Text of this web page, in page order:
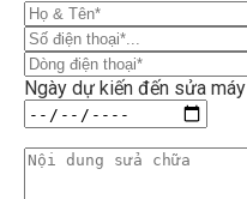
Ngày dự kiến đến sửa máy